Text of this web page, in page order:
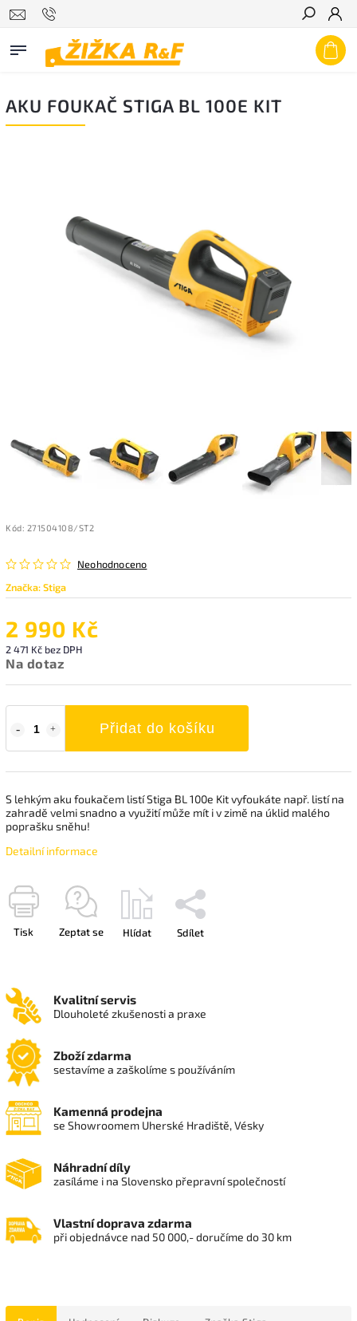
Hledat
AKU FOUKAČ STIGA BL 100E KIT
Kód: 271504108/ST2
Neohodnoceno
Značka:Stiga
2 990 Kč
2 471 Kč bez DPH
Na dotaz
Přidat do košíku
S lehkým aku foukačem listí Stiga BL 100e Kit vyfoukáte např. listí na
zahradě velmi snadno a využití může mít i v zimě na úklid malého
poprašku sněhu!
Detailní informace
Tisk Zeptat se Hlídat Sdílet
Kvalitní servis
Dlouholeté zkušenosti a praxe
Zboží zdarma
sestavíme a zaškolíme s používáním
Kamenná prodejna
se Showroomem Uherské Hradiště, Vésky
Náhradní díly
zasíláme i na Slovensko přepravní společností
Vlastní doprava zdarma
při objednávce nad 50 000,- doručíme do 30 km